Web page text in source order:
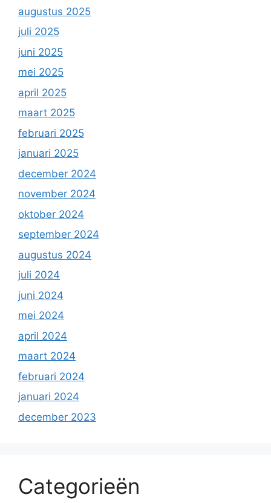
augustus 2025
juli 2025
juni 2025
mei 2025
april 2025
maart 2025
februari 2025
januari 2025
december 2024
november 2024
oktober 2024
september 2024
augustus 2024
juli 2024
juni 2024
mei 2024
april 2024
maart 2024
februari 2024
januari 2024
december 2023
Categorieën